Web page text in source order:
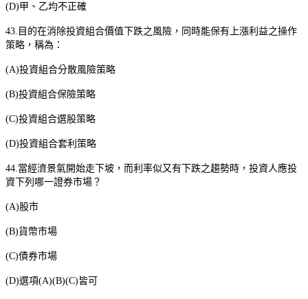
(D)甲、乙均不正確
43. 目的在消除投資組合價值下跌之風險，同時能保有上漲利益之操作
策略，稱為：
(A)投資組合分散風險策略
(B)投資組合保險策略
(C)投資組合選股策略
(D)投資組合套利策略
44. 當經濟景氣開始走下坡，而利率似又有下跌之趨勢時，投資人應投
資下列哪一證券市場？
(A)股市
(B)貨幣市場
(C)債券市場
(D)選項(A)(B)(C)皆可